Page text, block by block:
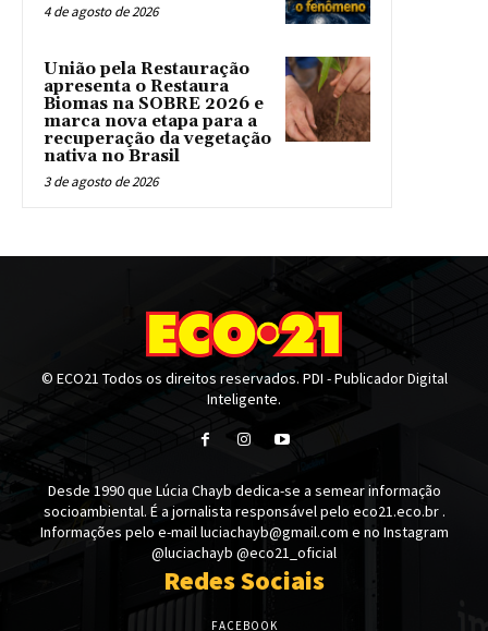
4 de agosto de 2026
União pela Restauração
apresenta o Restaura
Biomas na SOBRE 2026 e
marca nova etapa para a
recuperação da vegetação
nativa no Brasil
3 de agosto de 2026
© ECO21 Todos os direitos reservados. PDI - Publicador Digital
Inteligente.
Desde 1990 que Lúcia Chayb dedica-se a semear informação
socioambiental. É a jornalista responsável pelo eco21.eco.br .
Informações pelo e-mail luciachayb@gmail.com e no Instagram
@luciachayb @eco21_oficial
Redes Sociais
FACEBOOK